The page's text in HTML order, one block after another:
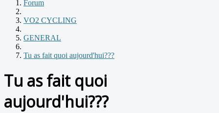
Forum
VO2 CYCLING
GENERAL
Tu as fait quoi aujourd'hui???
Tu as fait quoi
aujourd'hui???